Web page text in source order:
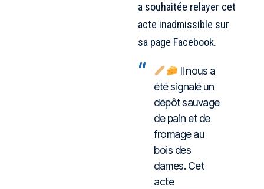
a souhaitée relayer cet
acte inadmissible sur
sa page Facebook.
Il nous a
été signalé un
dépôt sauvage
de pain et de
fromage au
bois des
dames. Cet
acte